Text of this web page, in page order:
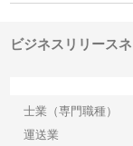
ビジネスリリース
士業（専門職種）
運送業